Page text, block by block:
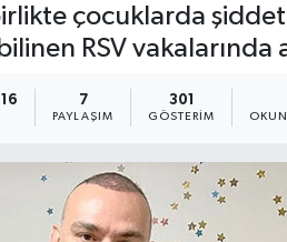
çocuklarda
RSV vakalarında
7
PAYLAŞIM
301
GÖSTERIM